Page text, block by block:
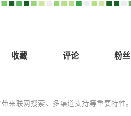
收藏 评论 粉丝
来联网搜索、多渠道支持等重要特性。